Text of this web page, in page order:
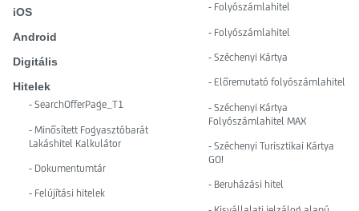
iOS
Android
Digitális
Hitelek
- SearchOfferPage_T1
- Minősített Fogyasztóbarát
Lakáshitel Kalkulátor
- Dokumentumtár
- Felújítási hitelek
- Folyószámlahitel
- Folyószámlahitel
- Széchenyi Kártya
- Előremutató folyószámlahitel
- Széchenyi Kártya
Folyószámlahitel MAX
- Széchenyi Turisztikai Kártya
GO!
- Beruházási hitel